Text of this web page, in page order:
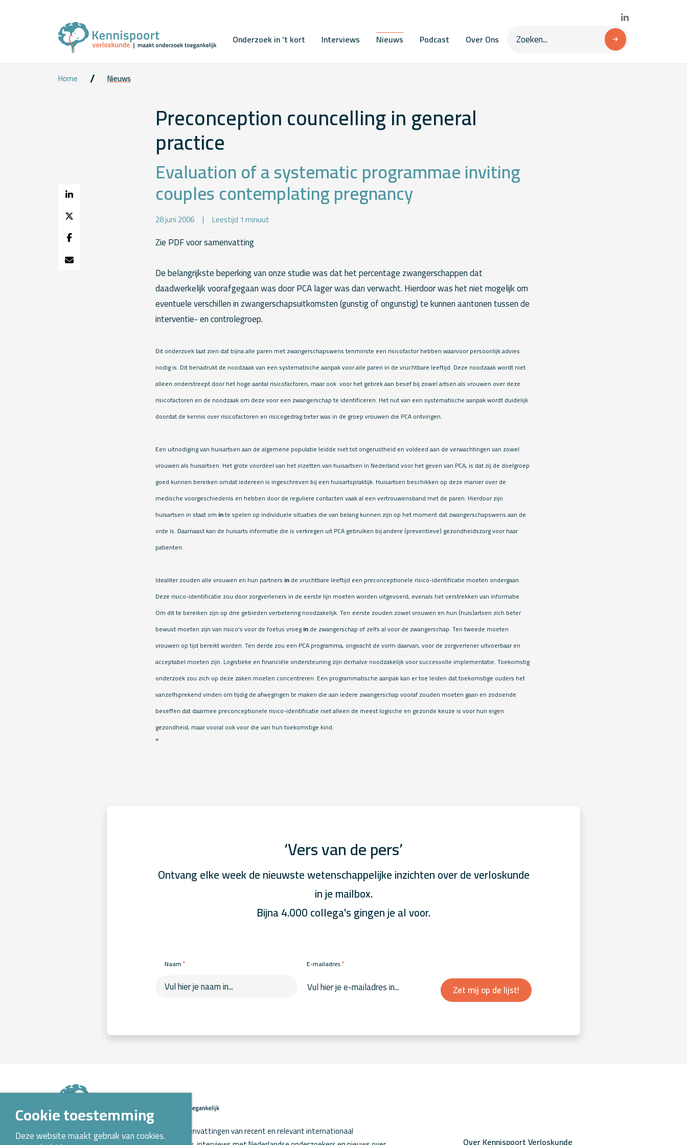
Onderzoek in ’t kort Interviews Nieuws Podcast Over Ons
Home Nieuws
Preconception councelling in general
practice
Evaluation of a systematic programmae inviting
couples contemplating pregnancy
28 juni 2006 Leestijd 1 minuut
Zie PDF voor samenvatting
De belangrijkste beperking van onze studie was dat het percentage zwangerschappen dat
daadwerkelijk voorafgegaan was door PCA lager was dan verwacht. Hierdoor was het niet mogelijk om
eventuele verschillen in zwangerschapsuitkomsten (gunstig of ongunstig) te kunnen aantonen tussen de
interventie- en controlegroep.
Dit onderzoek laat zien dat bijna alle paren met zwangerschapswens tenminste een risicofactor hebben waarvoor persoonlijk advies
nodig is. Dit benadrukt de noodzaak van een systematische aanpak voor aile paren in de vruchtbare leeftijd. Deze noodzaak wordt niet
alleen onderstreept door het hoge aantal risicofactoren, maar ook voor het gebrek aan besef bij zowel artsen als vrouwen over deze
risicofactoren en de noodzaak om deze voor een zwangerschap te identificeren. Het nut van een systematische aanpak wordt duidelijk
doordat de kennis over risicofactoren en risicogedrag beter was in de groep vrouwen die PCA ontvingen.
Een uitnodiging van huisartsen aan de algemene populatie leidde niet tot ongerustheid en voldeed aan de verwachtingen van zowel
vrouwen als huisartsen. Het grote voordeel van het inzetten van huisartsen in Nederland voor het geven van PCA, is dat zij de doelgroep
goed kunnen bereiken omdat iedereen is ingeschreven bij een huisartspraktijk. Huisartsen beschikken op deze manier over de
medische voorgeschiedenis en hebben door de reguliere contacten vaak al een vertrouwensband met de paren. Hierdoor zijn
huisartsen in staat om inte spelen op individuele situaties die van belang kunnen zijn op het moment dat zwangerschapswens aan de
orde is. Daarnaast kan de huisarts informatie die is verkregen uit PCA gebruiken bij andere (preventieve) gezondheidszorg voor haar
patienten.
Idealiter zouden alle vrouwen en hun partners inde vruchtbare leeftijd een preconceptionele risico-identificatie moeten ondergaan.
Deze risico-identificatie zou door zorgverleners in de eerste lijn moeten worden uitgevoerd, evenals het verstrekken van informatie.
Om dit te bereiken zijn op drie gebieden verbetering noodzakelijk. Ten eerste zouden zowel vrouwen en hun (huis)artsen zich beter
bewust moeten zijn van risico’s voor de foetus vroeginde zwangerschap of zelfs al voor de zwangerschap. Ten tweede moeten
vrouwen op tijd bereikt worden. Ten derde zou een PCA programma, ongeacht de vorm daarvan, voor de zorgverlener uitvoerbaar en
acceptabel moeten zijn. Logistieke en financiële ondersteuning zijn derhalve noodzakelijk voor succesvolle implementatie. Toekomstig
onderzoek zou zich op deze zaken moeten concentreren. Een programmatische aanpak kan er toe leiden dat toekomstige ouders het
vanzelfsprekend vinden om tijdig de afwegingen te maken die aan iedere zwangerschap vooraf zouden moeten gaan en zodoende
beseffen dat daarmee preconceptionele risico-identificatie niet alleen de meest logische en gezonde keuze is voor hun eigen
gezondheid, maar vooral ook voor die van hun toekomstige kind.
“
‘Vers van de pers’
Ontvang elke week de nieuwste wetenschappelijke inzichten over de verloskunde
in je mailbox.
Bijna 4.000 collega's gingen je al voor.
Naam* E-mailadres*
Zet mij op de lijst!
Op Kennispoort Verloskunde vind je samenvattingen van recent en relevant internationaal
Over Kennispoort Verloskunde
Cookie toestemming
Deze website maakt gebruik van cookies.